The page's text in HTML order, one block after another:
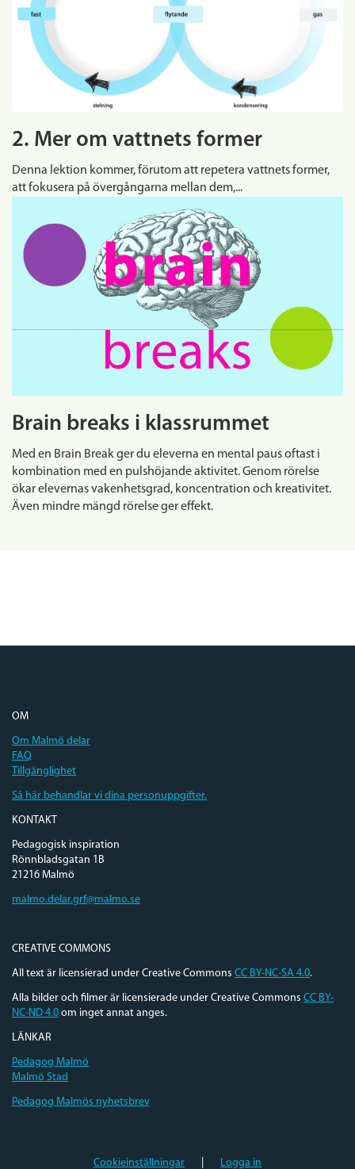
2. Mer om vattnets former
Denna lektion kommer, förutom att repetera vattnets former,
att fokusera på övergångarna mellan dem,...
Brain breaks i klassrummet
Med en Brain Break ger du eleverna en mental paus oftast i
kombination med en pulshöjande aktivitet. Genom rörelse
ökar elevernas vakenhetsgrad, koncentration och kreativitet.
Även mindre mängd rörelse ger effekt.
OM
Om Malmö delar
FAQ
Tillgänglighet
Så här behandlar vi dina personuppgifter.
KONTAKT
Pedagogisk inspiration
Rönnbladsgatan 1B
21216 Malmö
malmo.delar.grf@malmo.se
CREATIVE COMMONS
All text är licensierad under Creative Commons CC BY-NC-SA 4.0.
Alla bilder och filmer är licensierade under Creative Commons CC BY-
NC-ND 4.0 om inget annat anges.
LÄNKAR
Pedagog Malmö
Malmö Stad
Pedagog Malmös nyhetsbrev
Cookieinställningar Logga in